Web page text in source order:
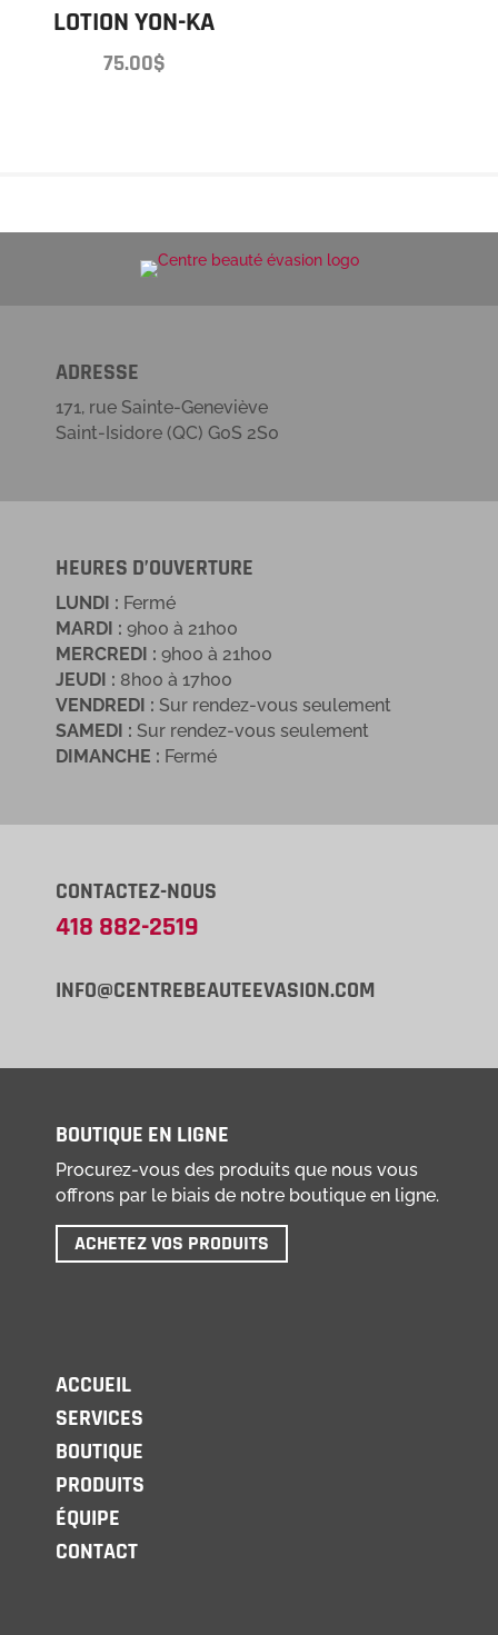
LOTION YON-KA
75.00$
ADRESSE
171, rue Sainte-Geneviève
Saint-Isidore (QC) G0S 2S0
HEURES D’OUVERTURE
LUNDI : Fermé
MARDI : 9h00 à 21h00
MERCREDI : 9h00 à 21h00
JEUDI : 8h00 à 17h00
VENDREDI : Sur rendez-vous seulement
SAMEDI : Sur rendez-vous seulement
DIMANCHE : Fermé
CONTACTEZ-NOUS
418 882-2519
INFO@CENTREBEAUTEEVASION.COM
BOUTIQUE EN LIGNE
Procurez-vous des produits que nous vous
offrons par le biais de notre boutique en ligne.
ACHETEZ VOS PRODUITS
ACCUEIL
SERVICES
BOUTIQUE
PRODUITS
ÉQUIPE
CONTACT